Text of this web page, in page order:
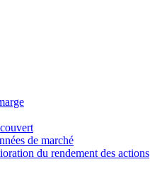
de marché
du rendement des actions